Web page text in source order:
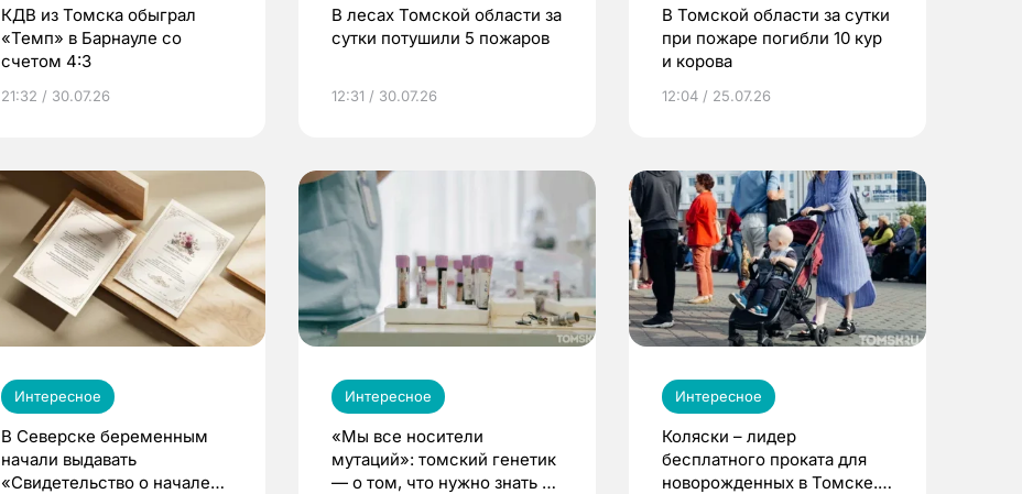
КДВ из Томска обыграл
«Темп» в Барнауле со
счетом 4:3
21:32 / 30.07.26
В лесах Томской области за
сутки потушили 5 пожаров
12:31 / 30.07.26
В Томской области за сутки
при пожаре погибли 10 кур
и корова
12:04 / 25.07.26
Интересное
В Северске беременным
начали выдавать
«Свидетельство о начале
Интересное
«Мы все носители
мутаций»: томский генетик
— о том, что нужно знать до
Интересное
Коляски – лидер
бесплатного проката для
новорожденных в Томске.